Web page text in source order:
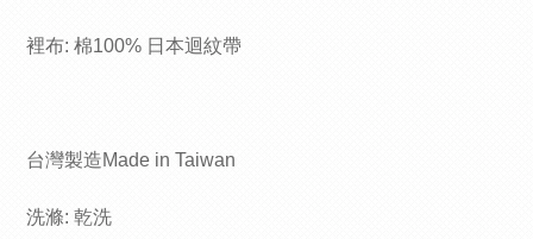
裡布: 棉100% 日本迴紋帶
台灣製造Made in Taiwan
洗滌: 乾洗